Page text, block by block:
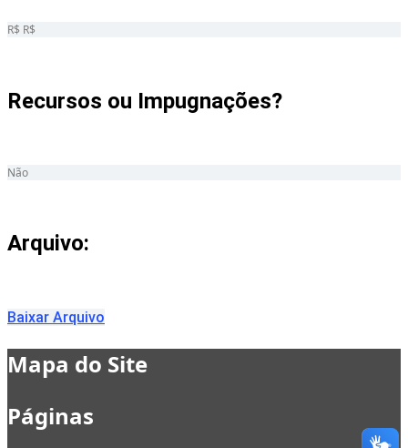
R$ R$
Recursos ou Impugnações? ​
Não
Arquivo:
Baixar Arquivo
Mapa do Site
Páginas